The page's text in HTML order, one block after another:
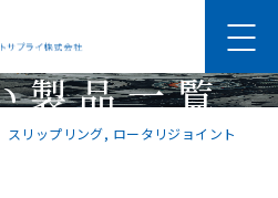
製品一覧
スリップリング, ロータリジョイント